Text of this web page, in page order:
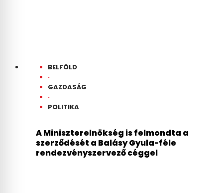
BELFÖLD
·
GAZDASÁG
·
POLITIKA
A Miniszterelnökség is felmondta a
szerződését a Balásy Gyula-féle
rendezvényszervező céggel